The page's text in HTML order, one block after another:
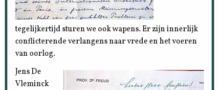
tegelijkertijd sturen we ook wapens. Er zijn innerlijk
conflicterende verlangens naar vrede en het voeren
van oorlog.
Jens De
Vleminck